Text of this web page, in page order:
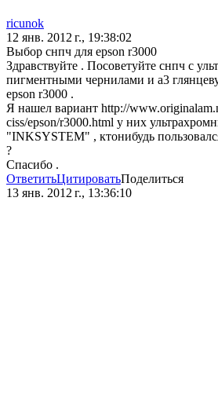
ricunok
12 янв. 2012 г., 19:38:02
Выбор снпч для epson r3000
Здравствуйте . Посоветуйте снпч с
пигментными чернилами и a3
epson r3000 .
Я нашел вариант http://
ciss/epson/r3000.html у них
"INKSYSTEM" , ктонибудь
?
Спасибо .
ОтветитьЦитироватьПоделиться
13 янв. 2012 г., 13:36:10